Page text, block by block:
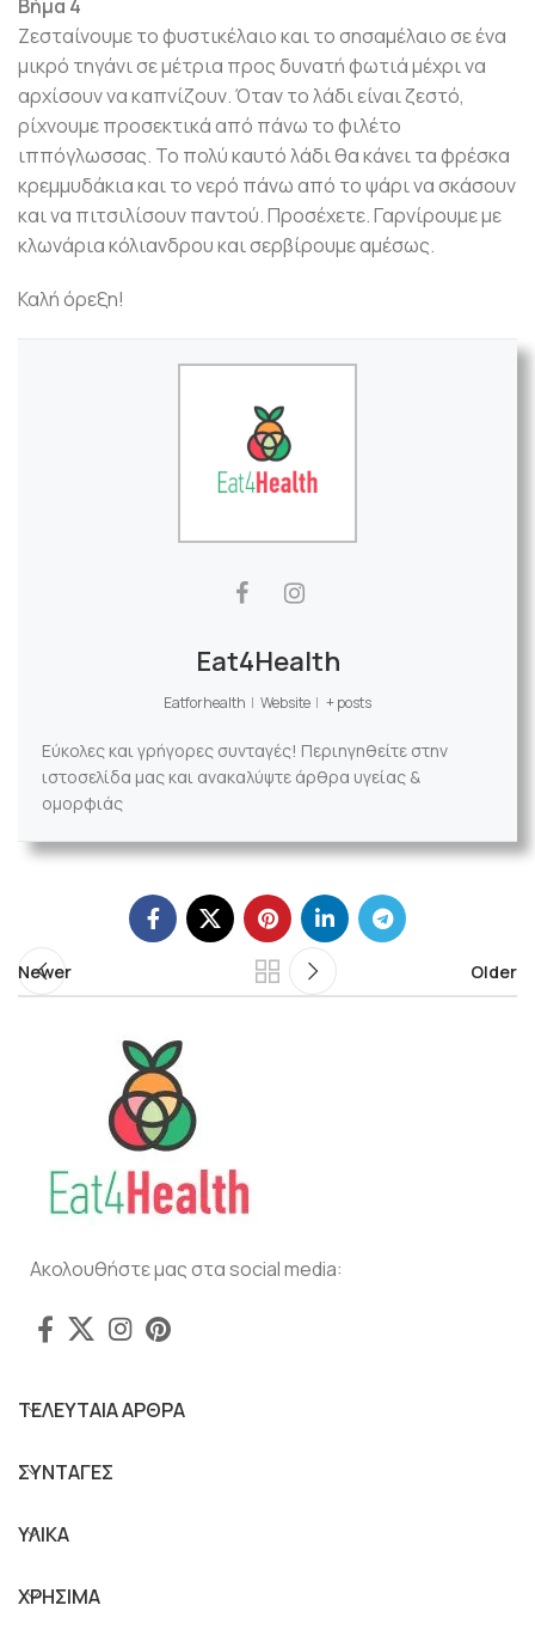
Βήμα 4
Ζεσταίνουμε το φυστικέλαιο και το σησαμέλαιο σε ένα
μικρό τηγάνι σε μέτρια προς δυνατή φωτιά μέχρι να
αρχίσουν να καπνίζουν. Όταν το λάδι είναι ζεστό,
ρίχνουμε προσεκτικά από πάνω το φιλέτο
ιππόγλωσσας. Το πολύ καυτό λάδι θα κάνει τα φρέσκα
κρεμμυδάκια και το νερό πάνω από το ψάρι να σκάσουν
και να πιτσιλίσουν παντού. Προσέχετε. Γαρνίρουμε με
κλωνάρια κόλιανδρου και σερβίρουμε αμέσως.
Καλή όρεξη!
Eat4Health
Eatforhealth | Website | + posts
Εύκολες και γρήγορες συνταγές! Περιηγηθείτε στην
ιστοσελίδα μας και ανακαλύψτε άρθρα υγείας &
ομορφιάς
Newer Older
Ακολουθήστε μας στα social media:
ΤΕΛΕΥΤΑΙΑ ΑΡΘΡΑ
ΣΥΝΤΑΓΕΣ
ΥΛΙΚΑ
ΧΡΗΣΙΜΑ